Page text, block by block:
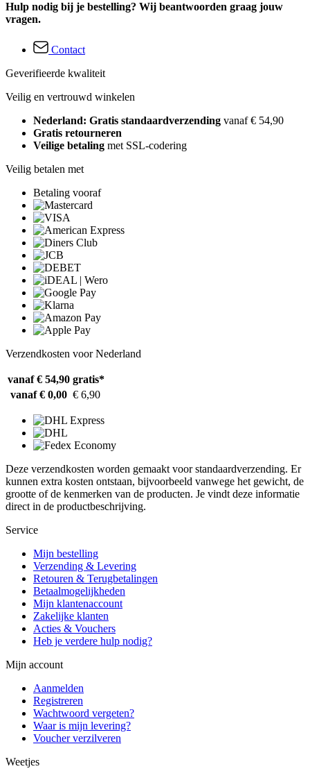
Hulp nodig bij je bestelling? Wij beantwoorden graag jouw
vragen.
Contact
Geverifieerde kwaliteit
Veilig en vertrouwd winkelen
Nederland: Gratis standaardverzending vanaf € 54,90
Gratis retourneren
Veilige betaling met SSL-codering
Veilig betalen met
Betaling vooraf
Verzendkosten voor Nederland
vanaf € 54,90 gratis*
vanaf € 0,00 € 6,90
Deze verzendkosten worden gemaakt voor standaardverzending. Er
kunnen extra kosten ontstaan, bijvoorbeeld vanwege het gewicht, de
grootte of de kenmerken van de producten. Je vindt deze informatie
direct in de productbeschrijving.
Service
Mijn bestelling
Verzending & Levering
Retouren & Terugbetalingen
Betaalmogelijkheden
Mijn klantenaccount
Zakelijke klanten
Acties & Vouchers
Heb je verdere hulp nodig?
Mijn account
Aanmelden
Registreren
Wachtwoord vergeten?
Waar is mijn levering?
Voucher verzilveren
Weetjes